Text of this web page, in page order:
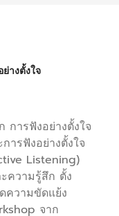
างตั้งใจ
การฟังอย่างตั้งใจ
ารฟังอย่างตั้งใจ
Listening)
ความรู้สึก ตั้ง
ความขัดแย้ง
จาก